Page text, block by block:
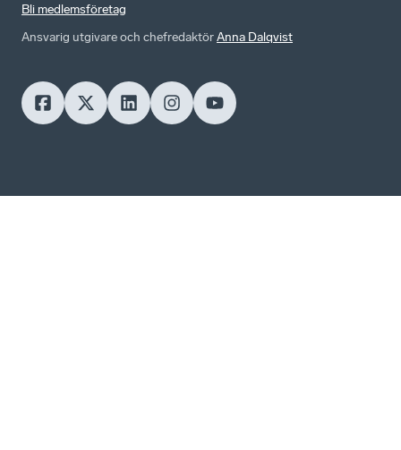
Bli medlemsföretag
Ansvarig utgivare och chefredaktörAnna Dalqvist